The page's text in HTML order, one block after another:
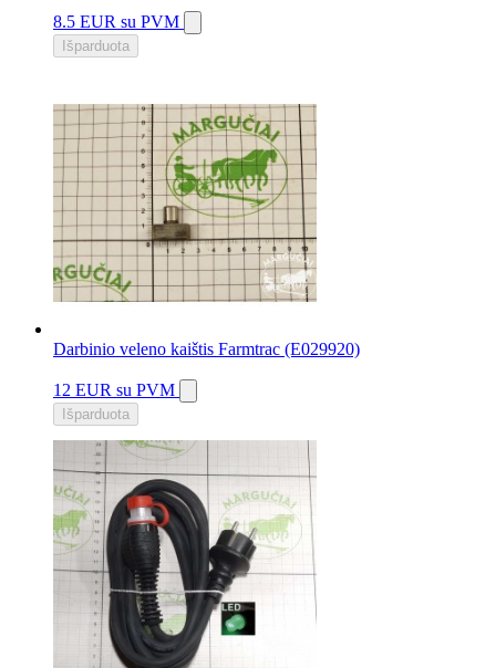
8.5 EUR su PVM
Išparduota
Darbinio veleno kaištis Farmtrac (E029920)
12 EUR su PVM
Išparduota